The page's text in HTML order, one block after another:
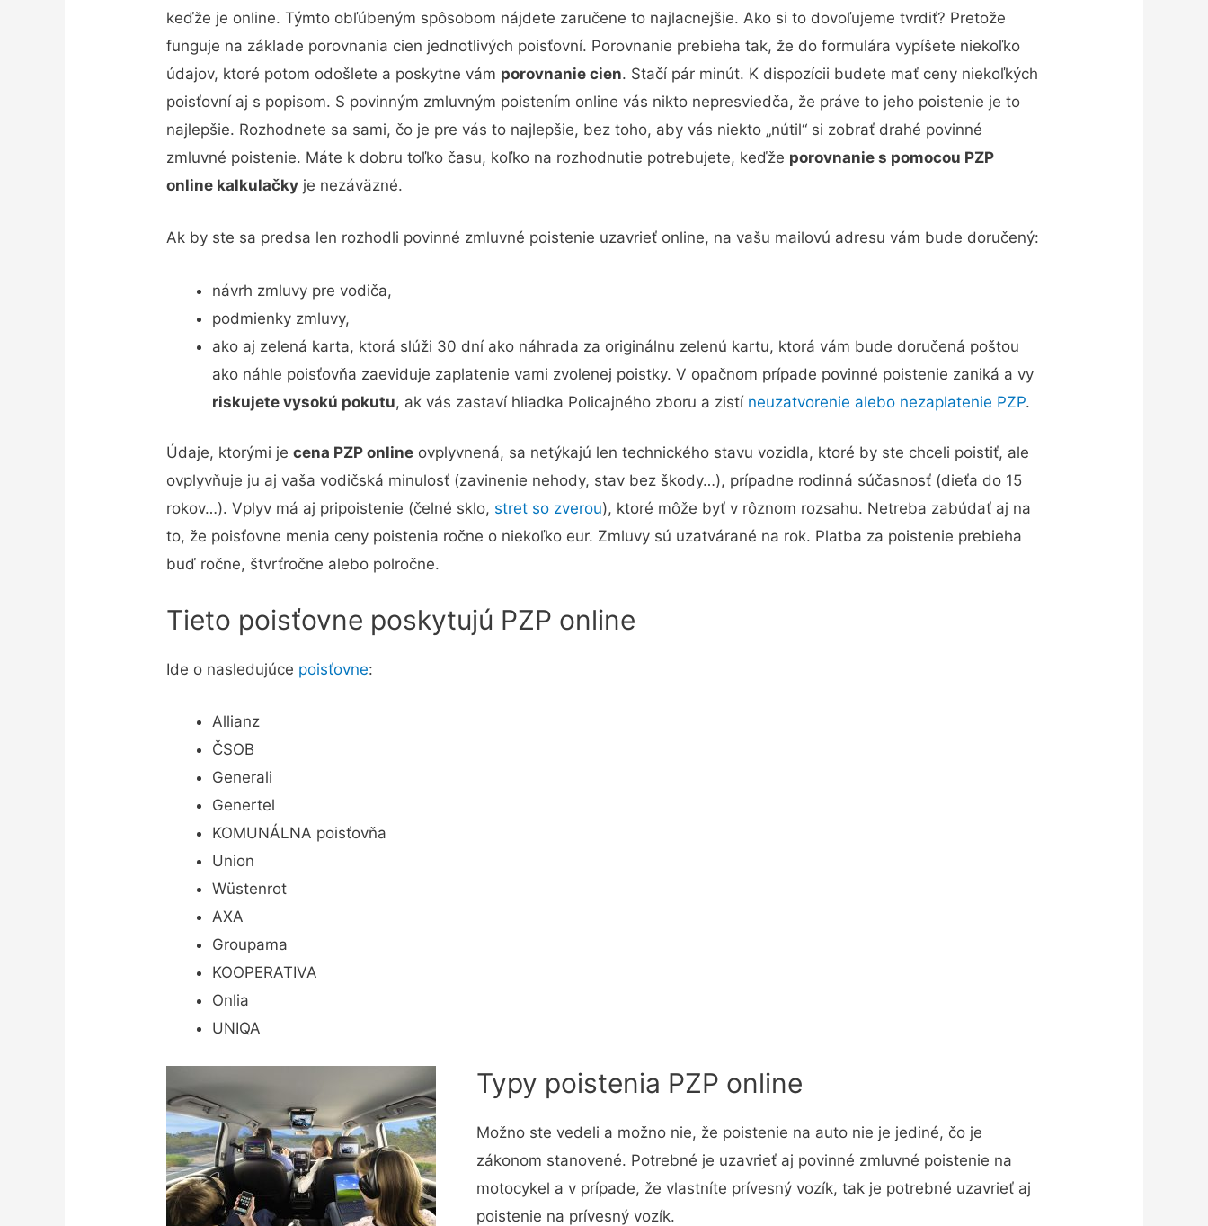
keďže je online. Týmto obľúbeným spôsobom nájdete zaručene to najlacnejšie. Ako si to dovoľujeme tvrdiť? Pretože
funguje na základe porovnania cien jednotlivých poisťovní. Porovnanie prebieha tak, že do formulára vypíšete niekoľko
údajov, ktoré potom odošlete a poskytne vám porovnanie cien. Stačí pár minút. K dispozícii budete mať ceny niekoľkých
poisťovní aj s popisom. S povinným zmluvným poistením online vás nikto nepresviedča, že práve to jeho poistenie je to
najlepšie. Rozhodnete sa sami, čo je pre vás to najlepšie, bez toho, aby vás niekto „nútil“ si zobrať drahé povinné
zmluvné poistenie. Máte k dobru toľko času, koľko na rozhodnutie potrebujete, keďže porovnanie s pomocou PZP
online kalkulačky je nezáväzné.
Ak by ste sa predsa len rozhodli povinné zmluvné poistenie uzavrieť online, na vašu mailovú adresu vám bude doručený:
návrh zmluvy pre vodiča,
podmienky zmluvy,
ako aj zelená karta, ktorá slúži 30 dní ako náhrada za originálnu zelenú kartu, ktorá vám bude doručená poštou
ako náhle poisťovňa zaeviduje zaplatenie vami zvolenej poistky. V opačnom prípade povinné poistenie zaniká a vy
riskujete vysokú pokutu, ak vás zastaví hliadka Policajného zboru a zistí neuzatvorenie alebo nezaplatenie PZP.
Údaje, ktorými jecena PZP online ovplyvnená, sa netýkajú len technického stavu vozidla, ktoré by ste chceli poistiť, ale
ovplyvňuje ju aj vaša vodičská minulosť (zavinenie nehody, stav bez škody…), prípadne rodinná súčasnosť (dieťa do 15
rokov…). Vplyv má aj pripoistenie (čelné sklo, stret so zverou), ktoré môže byť v rôznom rozsahu. Netreba zabúdať aj na
to, že poisťovne menia ceny poistenia ročne o niekoľko eur. Zmluvy sú uzatvárané na rok. Platba za poistenie prebieha
buď ročne, štvrťročne alebo polročne.
Tieto poisťovne poskytujú PZP online
Ide o nasledujúce poisťovne:
Allianz
ČSOB
Generali
Genertel
KOMUNÁLNA poisťovňa
Union
Wüstenrot
AXA
Groupama
KOOPERATIVA
Onlia
UNIQA
Typy poistenia PZP online
Možno ste vedeli a možno nie, že poistenie na auto nie je jediné, čo je
zákonom stanovené. Potrebné je uzavrieť aj povinné zmluvné poistenie na
motocykel a v prípade, že vlastníte prívesný vozík, tak je potrebné uzavrieť aj
poistenie na prívesný vozík.